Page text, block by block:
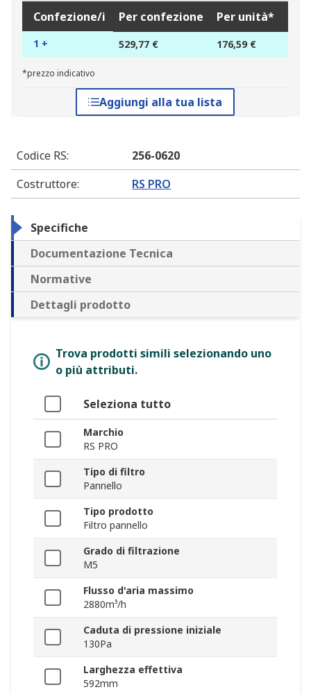
Confezione/i Per confezione Per unità*
1 + 529,77 € 176,59 €
*prezzo indicativo
Aggiungi alla tua lista
Codice RS:
256-0620
Costruttore: RS PRO
Specifiche
Documentazione Tecnica
Normative
Dettagli prodotto
Trova prodotti simili selezionando uno
o più attributi.
Seleziona tutto
Marchio
RS PRO
Tipo di filtro
Pannello
Tipo prodotto
Filtro pannello
Grado di filtrazione
M5
Flusso d'aria massimo
2880m³/h
Caduta di pressione iniziale
130Pa
Larghezza effettiva
592mm